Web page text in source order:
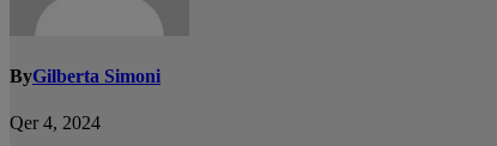
ByGilberta Simoni
Qer 4, 2024